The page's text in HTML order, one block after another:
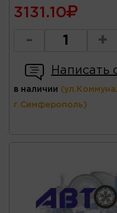
3131.10
- +
Написать
в наличии
г.Симферополь)